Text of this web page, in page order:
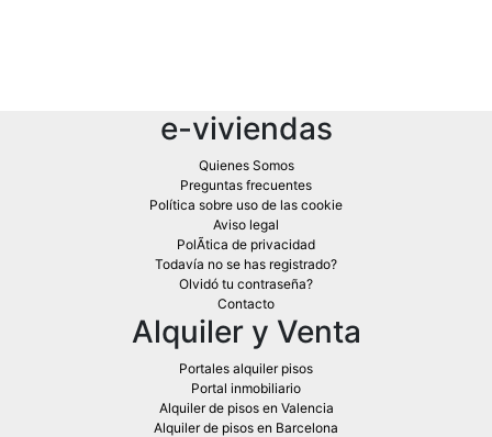
e-viviendas
Quienes Somos
Preguntas frecuentes
Política sobre uso de las cookie
Aviso legal
PolÃ­tica de privacidad
Todavía no se has registrado?
Olvidó tu contraseña?
Contacto
Alquiler y Venta
Portales alquiler pisos
Portal inmobiliario
Alquiler de pisos en Valencia
Alquiler de pisos en Barcelona